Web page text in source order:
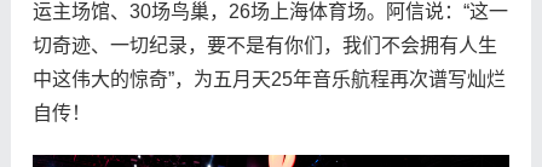
运主场馆、30场鸟巢，26场上海体育场。阿信说：“这一
切奇迹、一切纪录，要不是有你们，我们不会拥有人生
中这伟大的惊奇”，为五月天25年音乐航程再次谱写灿烂
自传！